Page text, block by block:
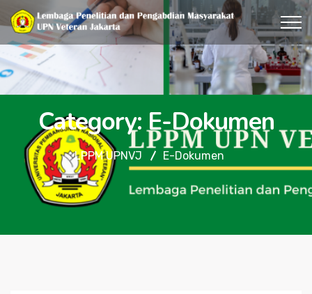
Category:E-Dokumen
LPPM UPNVJ E-Dokumen